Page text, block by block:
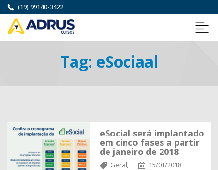
(19) 99140-3422
Tag: eSociaal
eSocial será implantado
em cinco fases a partir
de janeiro de 2018
Geral,
15/01/2018